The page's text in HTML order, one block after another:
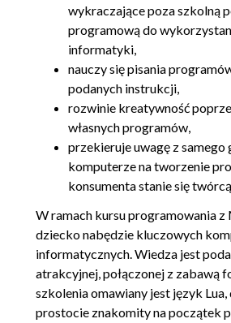
wykraczające poza szkolną
programową do
informatyki,
nauczy się pisania
podanych instrukcji,
rozwinie kreatywność
własnych programów,
przekieruje uwagę z samego
komputerze na tworzenie
konsumenta stanie się
W ramach kursu programowania
dziecko nabędzie kluczowych
informatycznych. Wiedza jest
atrakcyjnej, połączonej z zabawą
szkolenia omawiany jest język
prostocie znakomity na początek